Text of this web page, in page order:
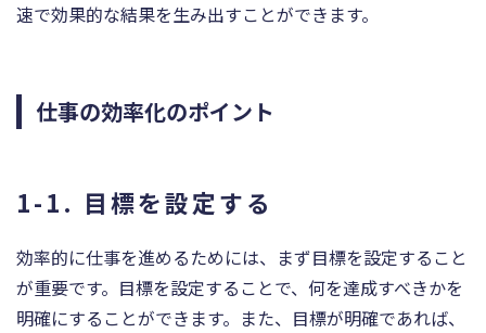
速で効果的な結果を生み出すことができます。
仕事の効率化のポイント
1-1. 目標を設定する
効率的に仕事を進めるためには、まず目標を設定すること
が重要です。目標を設定することで、何を達成すべきかを
明確にすることができます。また、目標が明確であれば、